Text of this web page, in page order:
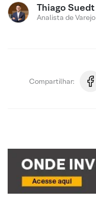
Thiago Suedt
Analista de Varejo
Compartilhar: